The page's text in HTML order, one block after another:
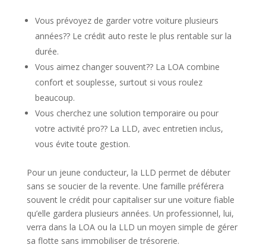
Vous prévoyez de garder votre voiture plusieurs
années?? Le crédit auto reste le plus rentable sur la
durée.
Vous aimez changer souvent?? La LOA combine
confort et souplesse, surtout si vous roulez
beaucoup.
Vous cherchez une solution temporaire ou pour
votre activité pro?? La LLD, avec entretien inclus,
vous évite toute gestion.
Pour un jeune conducteur, la LLD permet de débuter
sans se soucier de la revente. Une famille préférera
souvent le crédit pour capitaliser sur une voiture fiable
qu’elle gardera plusieurs années. Un professionnel, lui,
verra dans la LOA ou la LLD un moyen simple de gérer
sa flotte sans immobiliser de trésorerie.